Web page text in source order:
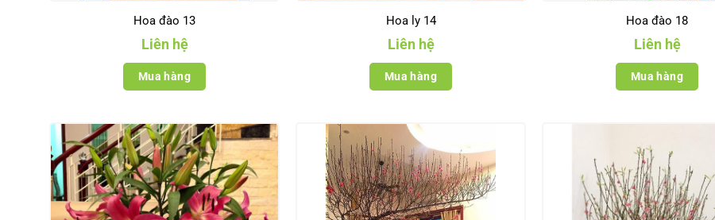
Hoa đào 13
Liên hệ
Mua hàng
Hoa ly 14
Liên hệ
Mua hàng
Hoa đào 18
Liên hệ
Mua hàng